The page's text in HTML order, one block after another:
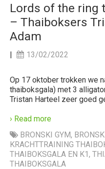
Lords of the ring
– Thaiboksers
Adam
| 13/02/2022
Op 17 oktober trokken we
thaiboksgala) met 3
Tristan Harteel zeer goed
› Read more
BRONSKI GYM,
KRACHTTRAINING
THAIBOKSGALA EN K1,
THAIBOKSGALA